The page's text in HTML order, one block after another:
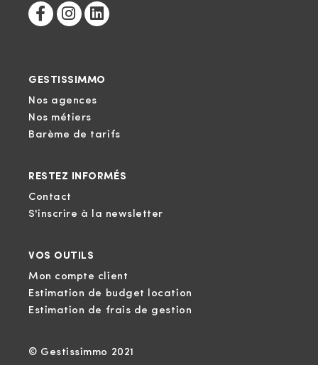
GESTISSIMMO
Nos agences
Nos métiers
Barème de tarifs
RESTEZ INFORMÉS
Contact
S'inscrire à la newsletter
VOS OUTILS
Mon compte client
Estimation de budget location
Estimation de frais de gestion
© Gestissimmo 2021